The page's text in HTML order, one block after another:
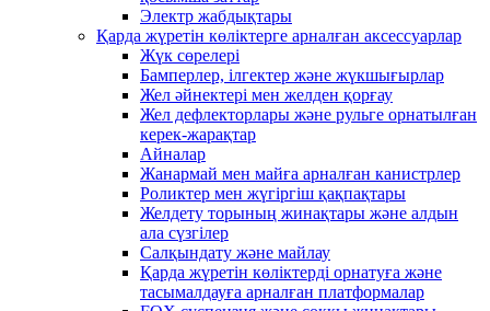
Электр жабдықтары
Қарда жүретін көліктерге арналған аксессуарлар
Жүк сөрелері
Бамперлер, ілгектер және жүкшығырлар
Жел әйнектері мен желден қорғау
Жел дефлекторлары және рульге орнатылған
керек-жарақтар
Айналар
Жанармай мен майға арналған канистрлер
Роликтер мен жүгіргіш қақпақтары
Желдету торының жинақтары және алдын
ала сүзгілер
Салқындату және майлау
Қарда жүретін көліктерді орнатуға және
тасымалдауға арналған платформалар